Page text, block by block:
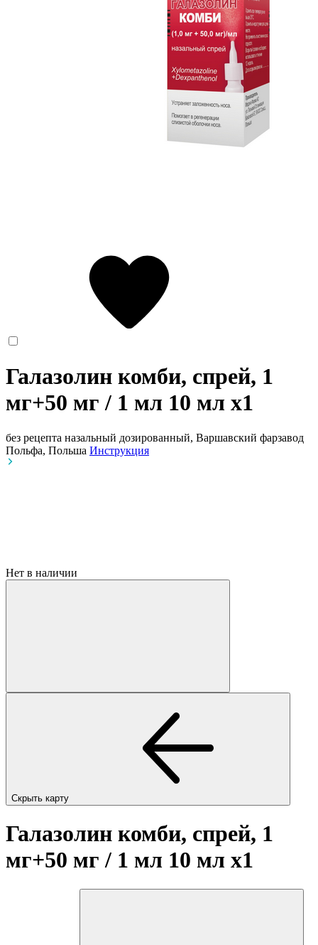
Галазолин комби, спрей, 1
мг+50 мг / 1 мл 10 мл x1
без рецепта назальный дозированный, Варшавский фарзавод
Польфа, Польша Инструкция
Нет в наличии
Скрыть карту
Галазолин комби, спрей, 1
мг+50 мг / 1 мл 10 мл x1